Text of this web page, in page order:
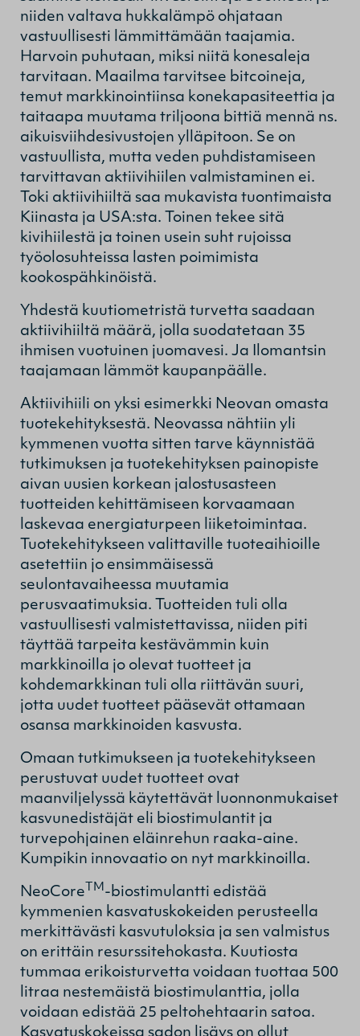
niiden valtava hukkalämpö ohjataan
vastuullisesti lämmittämään taajamia.
Harvoin puhutaan, miksi niitä konesaleja
tarvitaan. Maailma tarvitsee bitcoineja,
temut markkinointiinsa konekapasiteettia ja
taitaapa muutama triljoona bittiä mennä ns.
aikuisviihdesivustojen ylläpitoon. Se on
vastuullista, mutta veden puhdistamiseen
tarvittavan aktiivihiilen valmistaminen ei.
Toki aktiivihiiltä saa mukavista tuontimaista
Kiinasta ja USA:sta. Toinen tekee sitä
kivihiilestä ja toinen usein suht rujoissa
työolosuhteissa lasten poimimista
kookospähkinöistä.
Yhdestä kuutiometristä turvetta saadaan
aktiivihiiltä määrä, jolla suodatetaan 35
ihmisen vuotuinen juomavesi. Ja Ilomantsin
taajamaan lämmöt kaupanpäälle.
Aktiivihiili on yksi esimerkki Neovan omasta
tuotekehityksestä. Neovassa nähtiin yli
kymmenen vuotta sitten tarve käynnistää
tutkimuksen ja tuotekehityksen painopiste
aivan uusien korkean jalostusasteen
tuotteiden kehittämiseen korvaamaan
laskevaa energiaturpeen liiketoimintaa.
Tuotekehitykseen valittaville tuoteaihioille
asetettiin jo ensimmäisessä
seulontavaiheessa muutamia
perusvaatimuksia. Tuotteiden tuli olla
vastuullisesti valmistettavissa, niiden piti
täyttää tarpeita kestävämmin kuin
markkinoilla jo olevat tuotteet ja
kohdemarkkinan tuli olla riittävän suuri,
jotta uudet tuotteet pääsevät ottamaan
osansa markkinoiden kasvusta.
Omaan tutkimukseen ja tuotekehitykseen
perustuvat uudet tuotteet ovat
maanviljelyssä käytettävät luonnonmukaiset
kasvunedistäjät eli biostimulantit ja
turvepohjainen eläinrehun raaka-aine.
Kumpikin innovaatio on nyt markkinoilla.
NeoCore TM -biostimulantti edistää
kymmenien kasvatuskokeiden perusteella
merkittävästi kasvutuloksia ja sen valmistus
on erittäin resurssitehokasta. Kuutiosta
tummaa erikoisturvetta voidaan tuottaa 500
litraa nestemäistä biostimulanttia, jolla
voidaan edistää 25 peltohehtaarin satoa.
Kasvatuskokeissa sadon lisäys on ollut